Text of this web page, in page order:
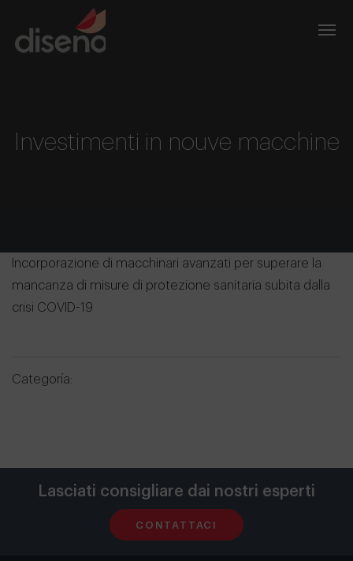
Investimenti in nouve macchine
Incorporazione di macchinari avanzati per superare la
mancanza di misure di protezione sanitaria subita dalla
crisi COVID-19
Categoría:
Lasciati consigliare dai nostri esperti
CONTATTACI